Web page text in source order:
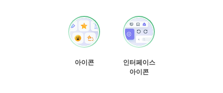
아이콘
인터페이스
아이콘